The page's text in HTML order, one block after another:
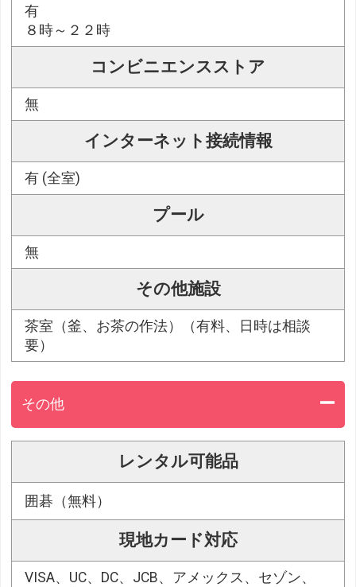
有
８時～２２時
コンビニエンスストア
無
インターネット接続情報
有 (全室)
プール
無
その他施設
茶室（釜、お茶の作法）（有料、日時は相談
要）
その他
レンタル可能品
囲碁（無料）
現地カード対応
VISA、UC、DC、JCB、アメックス、セゾン、